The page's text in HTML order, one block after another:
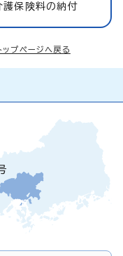
護保険料の納付
ップページへ戻る